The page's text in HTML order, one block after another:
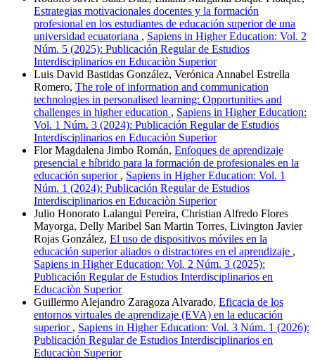
Estrategias motivacionales docentes y la formación
profesional en los estudiantes de educación superior de una
universidad ecuatoriana , Sapiens in Higher Education: Vol. 2
Núm. 5 (2025): Publicación Regular de Estudios
Interdisciplinarios en Educaciòn Superior
Luis David Bastidas González, Verónica Annabel Estrella
Romero, The role of information and communication
technologies in personalised learning: Opportunities and
challenges in higher education , Sapiens in Higher Education:
Vol. 1 Núm. 3 (2024): Publicación Regular de Estudios
Interdisciplinarios en Educaciòn Superior
Flor Magdalena Jimbo Román, Enfoques de aprendizaje
presencial e híbrido para la formación de profesionales en la
educación superior , Sapiens in Higher Education: Vol. 1
Núm. 1 (2024): Publicación Regular de Estudios
Interdisciplinarios en Educaciòn Superior
Julio Honorato Lalangui Pereira, Christian Alfredo Flores
Mayorga, Delly Maribel San Martin Torres, Livington Javier
Rojas González, El uso de dispositivos móviles en la
educación superior aliados o distractores en el aprendizaje ,
Sapiens in Higher Education: Vol. 2 Núm. 3 (2025):
Publicación Regular de Estudios Interdisciplinarios en
Educaciòn Superior
Guillermo Alejandro Zaragoza Alvarado, Eficacia de los
entornos virtuales de aprendizaje (EVA) en la educación
superior , Sapiens in Higher Education: Vol. 3 Núm. 1 (2026):
Publicación Regular de Estudios Interdisciplinarios en
Educaciòn Superior